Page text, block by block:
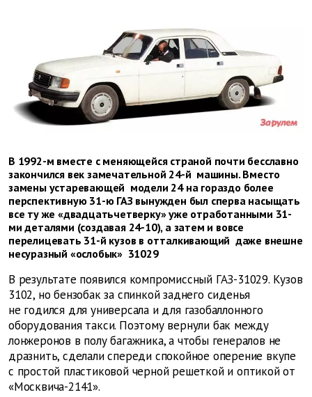
В 1992-м вместе с меняющейся страной почти бесславно
закончился век замечательной 24-й машины. Вместо
замены устаревающей модели 24 на гораздо более
перспективную 31-ю ГАЗ вынужден был сперва насыщать
все ту же «двадцатьчетверку» уже отработанными 31-
ми деталями (создавая 24-10), а затем и вовсе
перелицевать 31-й кузов в отталкивающий даже внешне
несуразный «ослобык» 31029
В результате появился компромиссный ГАЗ-31029. Кузов
3102, но бензобак за спинкой заднего сиденья
не годился для универсала и для газобаллонного
оборудования такси. Поэтому вернули бак между
лонжеронов в полу багажника, а чтобы генералов не
дразнить, сделали спереди спокойное оперение вкупе
с простой пластиковой черной решеткой и оптикой от
«Москвича-2141».